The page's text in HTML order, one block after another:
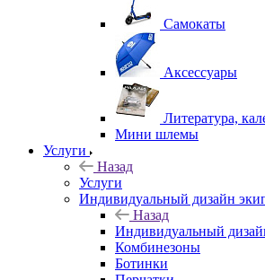
Самокаты
Аксессуары
Литература,
Мини шлемы
Услуги
Назад
Услуги
Индивидуальный дизайн
Назад
Индивидуальный
Комбинезоны
Ботинки